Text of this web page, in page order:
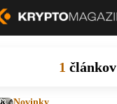
1 článkov